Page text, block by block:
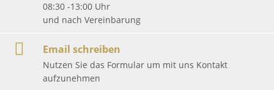
08:30 -13:00 Uhr
und nach Vereinbarung
Email schreiben
Nutzen Sie das Formular um mit uns Kontakt
aufzunehmen